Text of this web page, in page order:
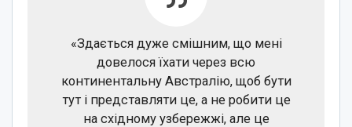
«Здається дуже смішним, що мені
довелося їхати через всю
континентальну Австралію, щоб бути
тут і представляти це, а не робити це
на східному узбережжі, але це